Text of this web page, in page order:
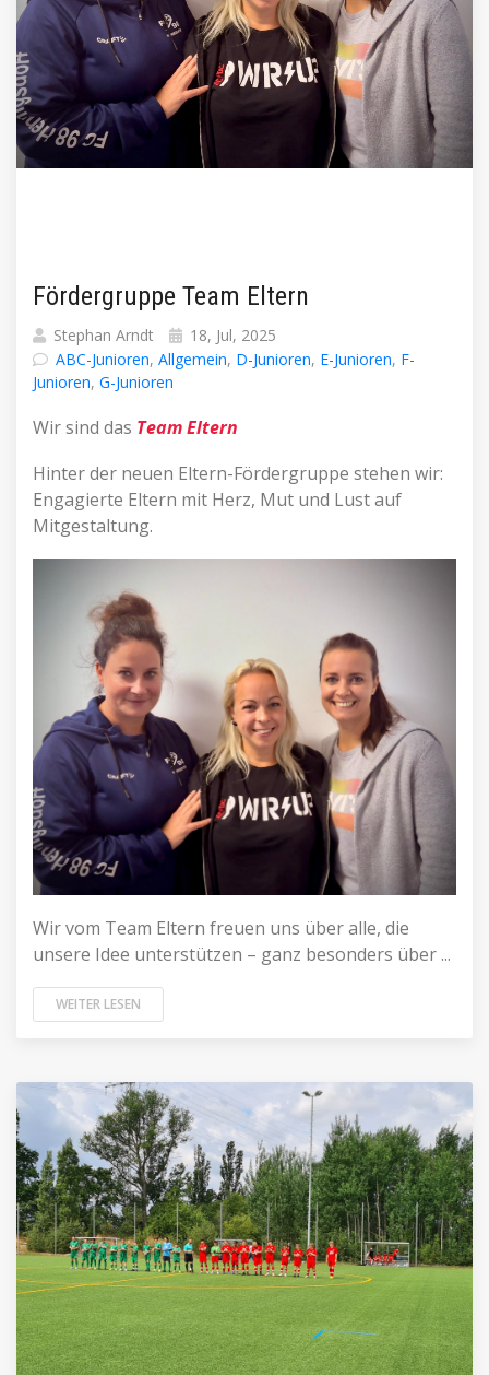
Fördergruppe Team Eltern
Stephan Arndt
18, Jul, 2025
ABC-Junioren, Allgemein, D-Junioren, E-Junioren, F-
Junioren, G-Junioren
Wir sind das Team Eltern
Hinter der neuen Eltern-Fördergruppe stehen wir:
Engagierte Eltern mit Herz, Mut und Lust auf
Mitgestaltung.
Wir vom Team Eltern freuen uns über alle, die
unsere Idee unterstützen – ganz besonders über ...
WEITER LESEN